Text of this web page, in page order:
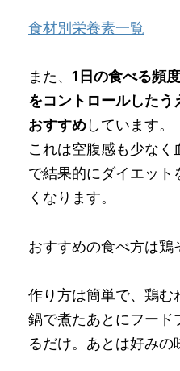
食材別栄養素一覧
また、 1日の食べる頻
をコントロールした
おすすめしています。
これは空腹感も少な
で結果的にダイエット
くなります。
おすすめの食べ方は鶏
作り方は簡単で、鶏む
鍋で煮たあとにフード
るだけ。あとは好みの